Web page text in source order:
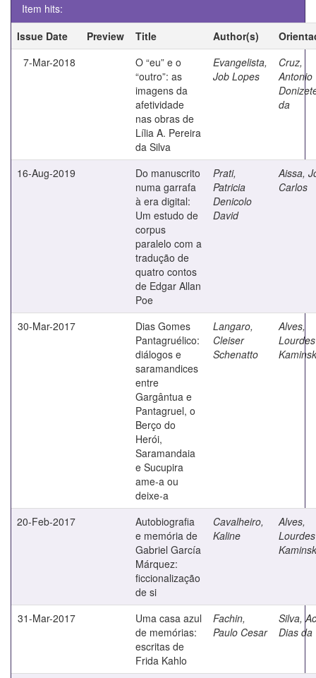
Item hits:
Issue Date
Preview Title Author(s)
7-Mar-2018
O “eu” e o
“outro”: as
imagens da
afetividade
nas obras de
Lília A. Pereira
da Silva
Evangelista,
Job Lopes
Cruz,
Antonio
da
16-Aug-2019
Do manuscrito
numa garrafa
à era digital:
Um estudo de
corpus
paralelo com a
tradução de
quatro contos
de Edgar Allan
Poe
Prati,
Patricia
Denicolo
David
Aissa,
Carlos
30-Mar-2017
Dias Gomes
Pantagruélico:
diálogos e
saramandices
entre
Gargântua e
Pantagruel, o
Berço do
Herói,
Saramandaia
e Sucupira
ame-a ou
deixe-a
Langaro,
Cleiser
Schenatto
Alves,
Lourdes
20-Feb-2017
Autobiografia
e memória de
Gabriel García
Márquez:
ficcionalização
de si
Cavalheiro,
Kaline
Alves,
Lourdes
31-Mar-2017
Uma casa azul
de memórias:
escritas de
Frida Kahlo
Fachin,
Paulo Cesar
Silva,
Dias da